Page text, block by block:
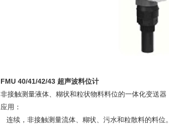
FMU 40/41/42/43 超声波料位计
非接触测量液体、糊状和粒状物料料位的一体化变送器
应用：
连续，非接触测量流体、糊状、污水和粒散料的料位。